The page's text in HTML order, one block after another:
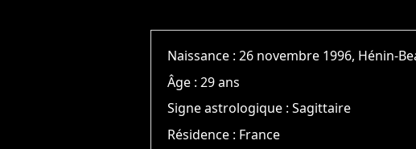
Naissance :26 novembre 1996, Hénin-
Âge :29 ans
Signe astrologique :Sagittaire
Résidence : France